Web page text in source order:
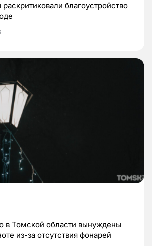
благоустройство
в Томской области вынуждены
из-за отсутствия фонарей